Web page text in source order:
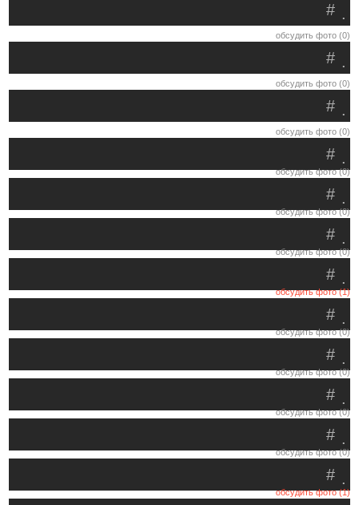
.
#
обсудить фото (0)
.
#
обсудить фото (0)
.
#
обсудить фото (0)
.
#
обсудить фото (0)
.
#
обсудить фото (0)
.
#
обсудить фото (0)
.
#
обсудить фото (1)
.
#
обсудить фото (0)
.
#
обсудить фото (0)
.
#
обсудить фото (0)
.
#
обсудить фото (0)
.
#
обсудить фото (1)